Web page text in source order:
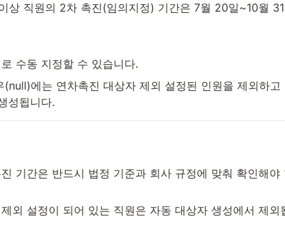
상 직원의 2차 촉진(임의지정) 기간은 7월 20일~10월
수동 지정할 수 있습니다.
(null)에는 연차촉진 대상자 제외 설정된 인원을 제외하고
성됩니다.
기간은 반드시 법정 기준과 회사 규정에 맞춰 확인해야
외 설정이 되어 있는 직원은 자동 대상자 생성에서 제외